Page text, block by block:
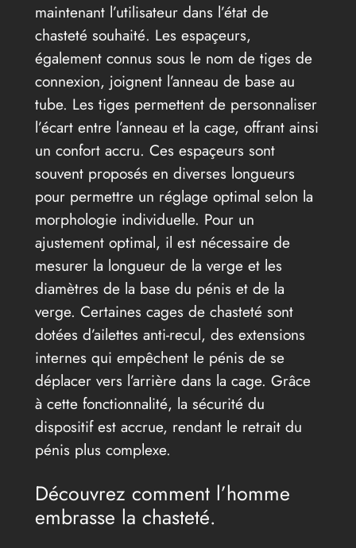
maintenant l’utilisateur dans l’état de
chasteté souhaité. Les espaçeurs,
également connus sous le nom de tiges de
connexion, joignent l’anneau de base au
tube. Les tiges permettent de personnaliser
l’écart entre l’anneau et la cage, offrant ainsi
un confort accru. Ces espaçeurs sont
souvent proposés en diverses longueurs
pour permettre un réglage optimal selon la
morphologie individuelle. Pour un
ajustement optimal, il est nécessaire de
mesurer la longueur de la verge et les
diamètres de la base du pénis et de la
verge. Certaines cages de chasteté sont
dotées d’ailettes anti-recul, des extensions
internes qui empêchent le pénis de se
déplacer vers l’arrière dans la cage. Grâce
à cette fonctionnalité, la sécurité du
dispositif est accrue, rendant le retrait du
pénis plus complexe.
Découvrez comment l’homme
embrasse la chasteté.